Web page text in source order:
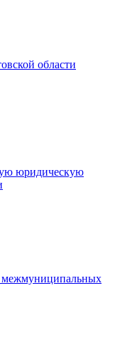
области
юридическую
межмуниципальных